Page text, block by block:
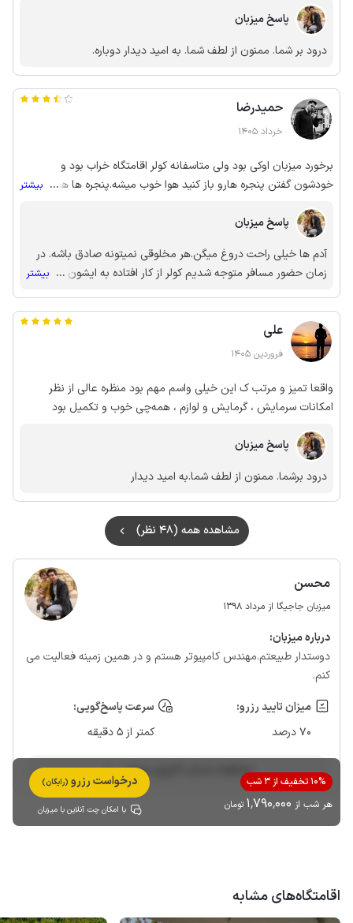
پاسخ میزبان
درود بر شما. ممنون از لطف شما. به امید دیدار دوباره.
حمیدرضا
خرداد 1405
برخورد میزبان اوکی بود ولی متاسفانه کولر اقامتگاه خراب بود و
خودشون گفتن پنجره هارو باز کنید هوا خوب میشه.پنجره ها هیچ توری
دیدیم… وضعیت بهداشتی و تمیزی بد نبود ولی اگر حساس هستین
اصلا راضی کننده نخواهد بود. این خونه پتانسیل رسیدگی بیشتر رو
داشت…
... بیشتر
پاسخ میزبان
آدم ها خیلی راحت دروغ میگن.هر مخلوقی نمیتونه صادق باشه. در
زمان حضور مسافر متوجه شدیم کولر از کار افتاده به ایشون پیشنهاد
زمان حضور محو تماشای منظره بالکن بودن و متشکر برای نظافت و
تمیزی خونه و پیگیری بابت کولر ولی بعد از خروج و بدلیل شاید
فرمایشات .... شد
... بیشتر
علی
فروردین 1405
واقعا تمیز و مرتب ک این خیلی واسم مهم بود منظره عالی از نظر
امکانات سرمایش ، گرمایش و لوازم ، همه‌چی خوب و تکمیل بود
پاسخ میزبان
درود برشما. ممنون از لطف شما.به امید دیدار
مشاهده همه (48 نظر)
محسن
میزبان جاجیگا از مرداد 1398
درباره‌ میزبان:
دوستدار طبیعتم.مهندس کامپیوتر هستم و در همین زمینه فعالیت می
کنم.
میزان تایید رزرو:
70 درصد
سرعت پاسخ‌گویی:
کمتر از 5 دقیقه
مشاهده حساب کاربری میزبان
10% تخفیف از 3 شب
هر شب از 1٬790٬000 تومان
درخواست رزرو (رایگان)
با امکان چت آنلاین با میزبان
اقامتگاه‌های مشابه